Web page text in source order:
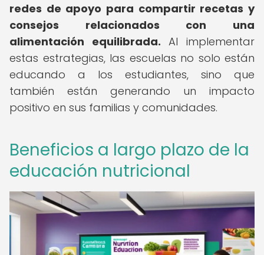
redes de apoyo para compartir recetas y
consejos relacionados con una
alimentación equilibrada. Al implementar
estas estrategias, las escuelas no solo están
educando a los estudiantes, sino que
también están generando un impacto
positivo en sus familias y comunidades.
Beneficios a largo plazo de la
educación nutricional